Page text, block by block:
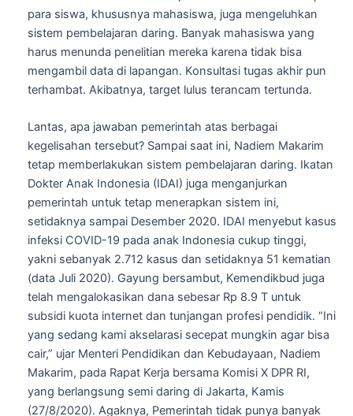
para siswa, khususnya mahasiswa, juga mengeluhkan
sistem pembelajaran daring. Banyak mahasiswa yang
harus menunda penelitian mereka karena tidak bisa
mengambil data di lapangan. Konsultasi tugas akhir pun
terhambat. Akibatnya, target lulus terancam tertunda.
Lantas, apa jawaban pemerintah atas berbagai
kegelisahan tersebut? Sampai saat ini, Nadiem Makarim
tetap memberlakukan sistem pembelajaran daring. Ikatan
Dokter Anak Indonesia (IDAI) juga menganjurkan
pemerintah untuk tetap menerapkan sistem ini,
setidaknya sampai Desember 2020. IDAI menyebut kasus
infeksi COVID-19 pada anak Indonesia cukup tinggi,
yakni sebanyak 2.712 kasus dan setidaknya 51 kematian
(data Juli 2020). Gayung bersambut, Kemendikbud juga
telah mengalokasikan dana sebesar Rp 8.9 T untuk
subsidi kuota internet dan tunjangan profesi pendidik. “Ini
yang sedang kami akselarasi secepat mungkin agar bisa
cair,” ujar Menteri Pendidikan dan Kebudayaan, Nadiem
Makarim, pada Rapat Kerja bersama Komisi X DPR RI,
yang berlangsung semi daring di Jakarta, Kamis
(27/8/2020). Agaknya, Pemerintah tidak punya banyak